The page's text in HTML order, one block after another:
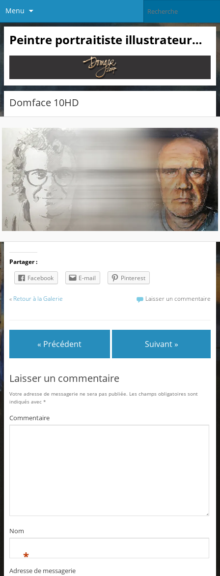
Menu
Peintre portraitiste illustrateur…
Domface 10HD
Partager :
Facebook
E-mail Pinterest
« Retour à la Galerie Laisser un commentaire
« Précédent Suivant »
Laisser un commentaire
Votre adresse de messagerie ne sera pas publiée. Les champs obligatoires sont
indiqués avec *
Commentaire
Nom
*
Adresse de messagerie